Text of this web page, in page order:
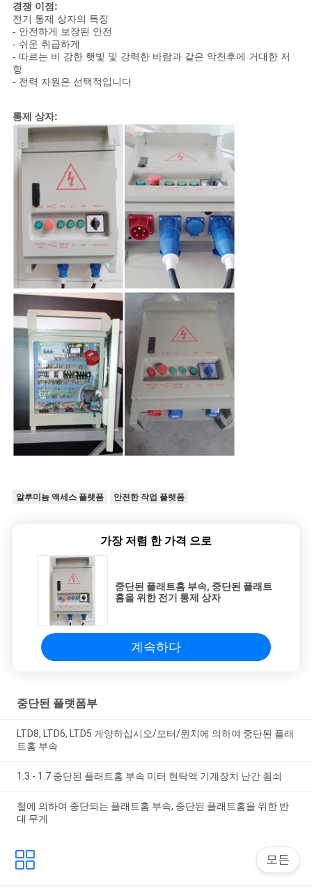
세
요
NEWS
사
PRIVACY
POLICY
경쟁 이점:
전기 통제 상자의 특징
- 안전하게 보장된 안전
- 쉬운 취급하게
- 따르는 비 강한 햇빛 및 강력한 바람과 같은 악천후에 거대한 저
항
- 전력 자원은 선택적입니다
통제 상자:
알루미늄 액세스 플랫폼 안전한 작업 플랫폼
가장 저렴 한 가격 으로
중단된 플래트홈 부속, 중단된 플래트
홈을 위한 전기 통제 상자
계속하다
중단된 플랫폼부
LTD8, LTD6, LTD5 게양하십시오/모터/윈치에 의하여 중단된 플래
트홈 부속
1.3 - 1.7 중단된 플래트홈 부속 미터 현탁액 기계장치 난간 죔쇠
철에 의하여 중단되는 플래트홈 부속, 중단된 플래트홈을 위한 반
대 무게
모든